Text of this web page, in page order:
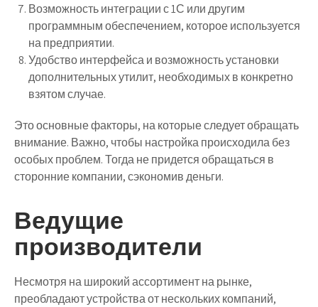
Возможность интеграции с 1С или другим
программным обеспечением, которое используется
на предприятии.
Удобство интерфейса и возможность установки
дополнительных утилит, необходимых в конкретно
взятом случае.
Это основные факторы, на которые следует обращать
внимание. Важно, чтобы настройка происходила без
особых проблем. Тогда не придется обращаться в
сторонние компании, сэкономив деньги.
Ведущие
производители
Несмотря на широкий ассортимент на рынке,
преобладают устройства от нескольких компаний,